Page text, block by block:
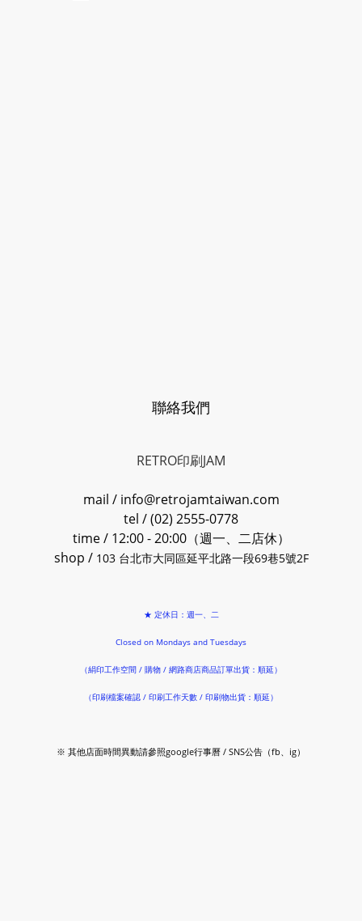
聯絡我們
RETRO印刷JAM
mail / info@retrojamtaiwan.com
tel / (02) 2555-0778
time / 12:00 - 20:00（週一、二店休）
shop / 103 台北市大同區延平北路一段69巷5號2F
★ 定休日：週一、二
Closed on Mondays and Tuesdays
（絹印工作空間 / 購物 / 網路商店商品訂單出貨：順延）
（印刷檔案確認 / 印刷工作天數 / 印刷物出貨：順延）
※ 其他店面時間異動請參照google行事曆 / SNS公告（fb、ig）